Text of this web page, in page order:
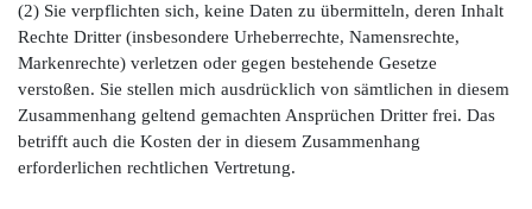
(2) Sie verpflichten sich, keine Daten zu übermitteln, deren Inhalt
Rechte Dritter (insbesondere Urheberrechte, Namensrechte,
Markenrechte) verletzen oder gegen bestehende Gesetze
verstoßen. Sie stellen mich ausdrücklich von sämtlichen in diesem
Zusammenhang geltend gemachten Ansprüchen Dritter frei. Das
betrifft auch die Kosten der in diesem Zusammenhang
erforderlichen rechtlichen Vertretung.